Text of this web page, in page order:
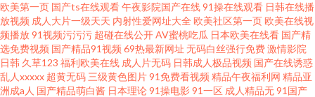
欧美第一页 国产ts在线观看午夜影院国产在线91操在线观看 日韩在线播
放视频 成人大片一级天天 内射性爱网址大全 欧美社区第一页欧美在线视
频播放91视频污污污 超碰在线公开AV蜜桃吃瓜 日本欧美在线看 国产精
选免费视频 国产精品91视频 69热最新网址 无码白丝强行免费激情影院
日韩 久草123 福利欧美在线 成人片无码 日韩成人极品视频 国产在线诱惑
乱人xxxxx 超黄无码 三级黄色图片91免费看视频 精品午夜福利网 精品亚
洲成a人 国产精品萌白酱 日本理论91操电影91一区 成人精品无91国产